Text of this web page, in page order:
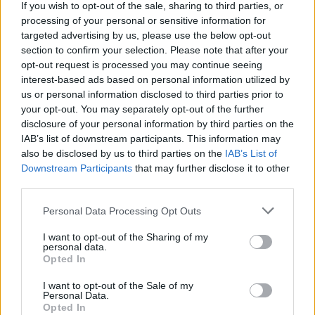
If you wish to opt-out of the sale, sharing to third parties, or
processing of your personal or sensitive information for
targeted advertising by us, please use the below opt-out
section to confirm your selection. Please note that after your
opt-out request is processed you may continue seeing
interest-based ads based on personal information utilized by
us or personal information disclosed to third parties prior to
your opt-out. You may separately opt-out of the further
disclosure of your personal information by third parties on the
IAB’s list of downstream participants. This information may
also be disclosed by us to third parties on the IAB’s List of
Downstream Participants that may further disclose it to other
Personal Data Processing Opt Outs
I want to opt-out of the Sharing of my
personal data.
Opted In
I want to opt-out of the Sale of my
Personal Data.
Opted In
favor recuerde que esta es una decisión de La Administración del foro, y
phpBB Limited no tiene nada que ver con las advertencias dadas en este
sitio. Comuníquese con La Administración del foro si no está seguro de
porqué fue advertido.
Arriba
¿Cómo se puede reportar un mensaje a un moderador?
Si La Administración lo permite, debería ver un botón para reportar
mensajes cerca del mismo. Haciendo clic sobre el botón, el foro le llevará y
guiará a través de ciertos pasos necesarios para reportar el mensaje.
¿Para qué sirve el botón "Guardar" en la publicación de temas?
de Usuario.
¿Por qué mis mensajes necesitan ser aprobados?
en el foro, en el que estas intentando publicar mensajes, necesiten ser
revisados antes de aprobarlos. También es posible que La Administración
le haya ubicado en un grupo de usuarios cuyos mensajes necesitan ser